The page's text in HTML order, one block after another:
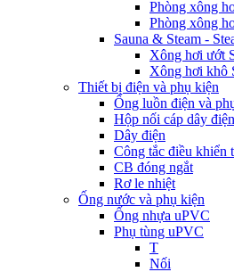
Phòng xông
Phòng xông
Sauna & Steam -
Xông hơi ướt
Xông hơi khô
Thiết bị điện và phụ kiện
Ống luồn điện và
Hộp nối cáp dây
Dây điện
Công tắc điều khiển
CB đóng ngắt
Rơ le nhiệt
Ống nước và phụ kiện
Ống nhựa uPVC
Phụ tùng uPVC
T
Nối